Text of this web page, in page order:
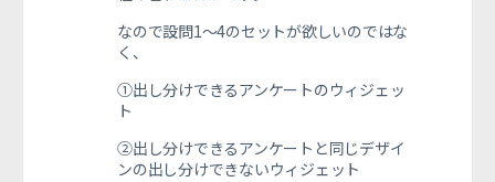
なので設問1～4のセットが欲しいのではな
く、
①出し分けできるアンケートのウィジェッ
ト
②出し分けできるアンケートと同じデザイ
ンの出し分けできないウィジェット